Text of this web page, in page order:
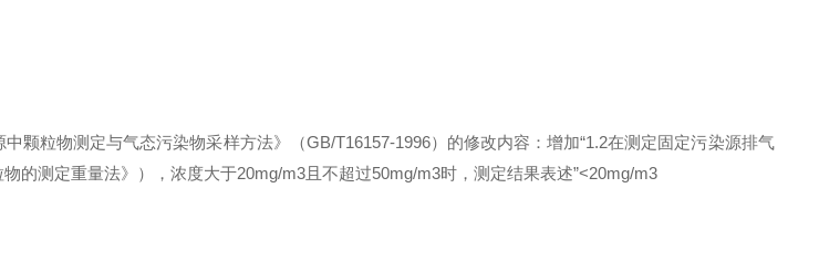
颗粒物测定与气态污染物采样方法》（GB/T16157-1996）的修改内容：增加“1.2在测定固定污染源排气
的测定重量法》），浓度大于20mg/m3且不超过50mg/m3时，测定结果表述”<20mg/m3